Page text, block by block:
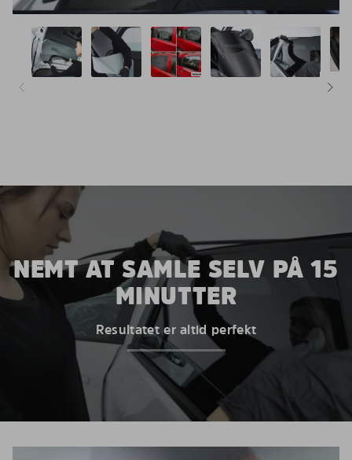
NEMT AT SAMLE SELV PÅ 15
MINUTTER
Resultatet er altid perfekt